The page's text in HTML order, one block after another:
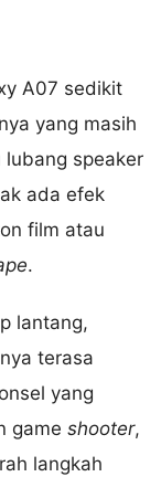
A07 sedikit
yang masih
speaker
ada efek
film atau
.
lantang,
terasa
yang
gameshooter,
langkah